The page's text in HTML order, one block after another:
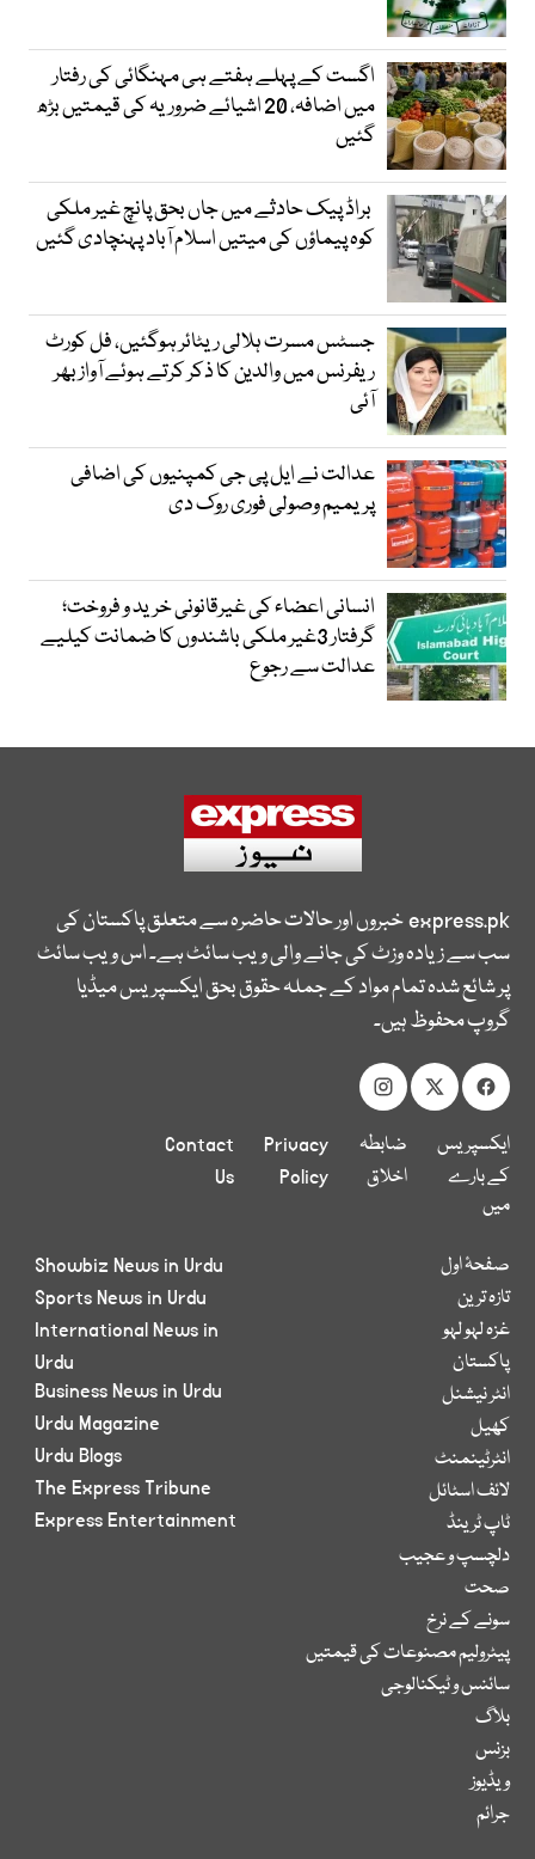
اگست کے پہلے ہفتے ہی مہنگائی کی رفتار
میں اضافہ، 20 اشیائے ضروریہ کی قیمتیں بڑھ
گئیں
براڈ پیک حادثے میں جاں بحق پانچ غیر ملکی
کوہ پیماؤں کی میتیں اسلام آباد پہنچادی گئیں
جسٹس مسرت ہلالی ریٹائر ہوگئیں، فل کورٹ
ریفرنس میں والدین کا ذکر کرتے ہوئے آواز بھر
آئی
عدالت نے ایل پی جی کمپنیوں کی اضافی
پریمیم وصولی فوری روک دی
انسانی اعضاء کی غیرقانونی خرید و فروخت؛
گرفتار 3غیر ملکی باشندوں کا ضمانت کیلیے
عدالت سے رجوع
express.pkخبروں اور حالات حاضرہ سے متعلق پاکستان کی
سب سے زیادہ وزٹ کی جانے والی ویب سائٹ ہے۔ اس ویب سائٹ
پر شائع شدہ تمام مواد کے جملہ حقوق بحق ایکسپریس میڈیا
گروپ محفوظ ہیں۔
ایکسپریس
کے بارے
میں
ضابطہ
اخلاق
Privacy
Policy
Contact
Us
صفحۂ اول
تازہ ترین
غزہ لہو لہو
پاکستان
انٹر نیشنل
کھیل
انٹرٹینمنٹ
لائف اسٹائل
ٹاپ ٹرینڈ
دلچسپ و عجیب
صحت
سونے کے نرخ
پیٹرولیم مصنوعات کی قیمتیں
سائنس و ٹیکنالوجی
بلاگ
بزنس
ویڈیوز
جرائم
Showbiz News in Urdu
Sports News in Urdu
International News in
Urdu
Business News in Urdu
Urdu Magazine
Urdu Blogs
The Express Tribune
Express Entertainment